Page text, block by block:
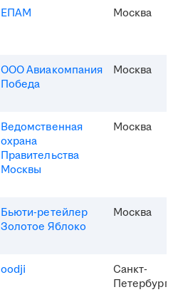
ЕПАМ Москва
ООО Авиакомпания
Победа
Москва
Ведомственная
охрана
Правительства
Москвы
Москва
Бьюти-ретейлер
Золотое Яблоко
Москва
oodji
Санкт-
Петербург